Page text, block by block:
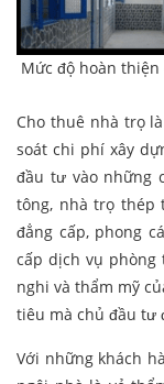
Mức độ hoàn
Cho thuê nhà trọ
soát chi phí xây
đầu tư vào những
tông, nhà trọ thép
đẳng cấp, phong
cấp dịch vụ phòng
nghi và thẩm mỹ
tiêu mà chủ đầu tư
Với những khách